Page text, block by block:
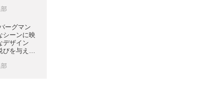
ーグマン
シーンに映
デザイン
を与えて
場。